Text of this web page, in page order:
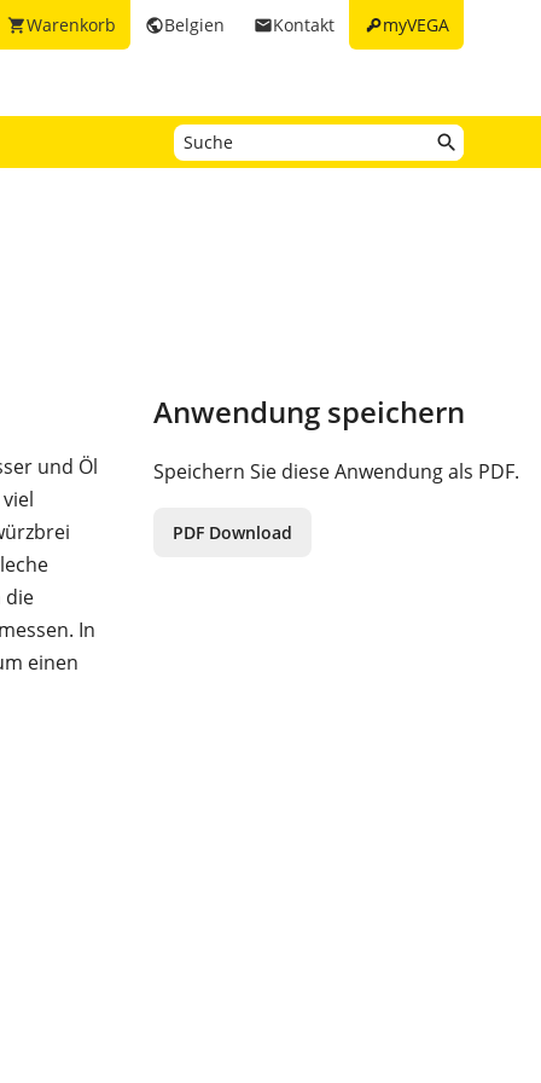
keymyVEGA
emailKontakt
publicBelgien
shopping_cartWarenkorb
und Öl
die
In
einen
Anwendung speichern
Speichern Sie diese Anwendung als PDF.
PDF Download